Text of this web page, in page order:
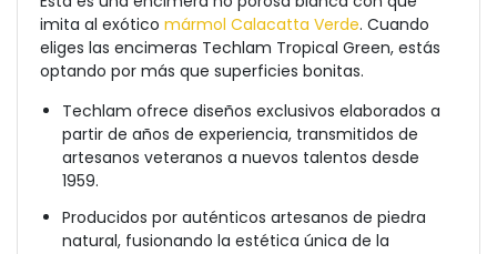
imita al exótico mármol Calacatta Verde. Cuando
eliges las encimeras Techlam Tropical Green, estás
optando por más que superficies bonitas.
Techlam ofrece diseños exclusivos elaborados a
partir de años de experiencia, transmitidos de
artesanos veteranos a nuevos talentos desde
1959.
Producidos por auténticos artesanos de piedra
natural, fusionando la estética única de la